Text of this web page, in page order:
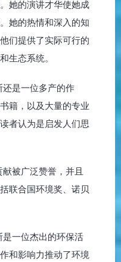
她的演讲才华使她成
她的热情和深入的知
们提供了实际可行的
生态系统。
还是一位多产的作
籍，以及大量的专业
者认为是启发人们思
被广泛赞誉，并且
联合国环境奖、诺贝
是一位杰出的环保活
和影响力推动了环境